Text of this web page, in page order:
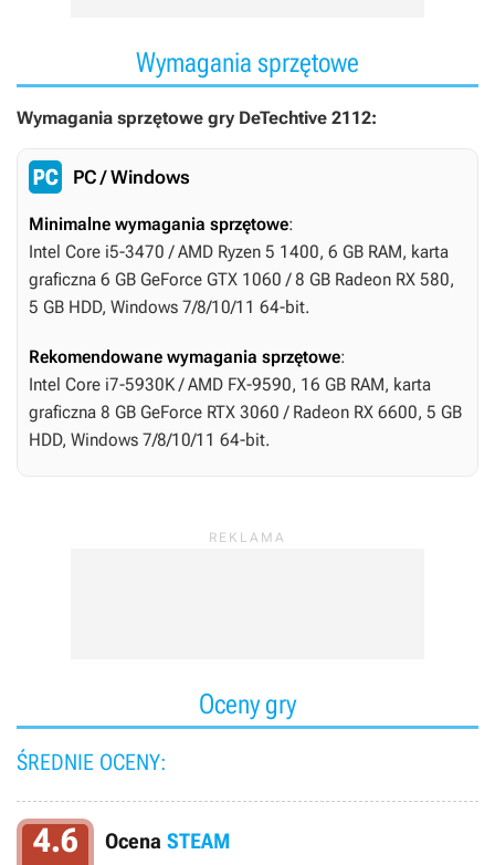
Wymagania sprzętowe
Wymagania sprzętowe gry DeTechtive 2112:
PC / Windows
Minimalne wymagania sprzętowe:
Intel Core i5-3470 / AMD Ryzen 5 1400, 6 GB RAM, karta
graficzna 6 GB GeForce GTX 1060 / 8 GB Radeon RX 580,
5 GB HDD, Windows 7/8/10/11 64-bit.
Rekomendowane wymagania sprzętowe:
Intel Core i7-5930K / AMD FX-9590, 16 GB RAM, karta
graficzna 8 GB GeForce RTX 3060 / Radeon RX 6600, 5 GB
HDD, Windows 7/8/10/11 64-bit.
Oceny gry
ŚREDNIE OCENY:
4.6 Ocena STEAM